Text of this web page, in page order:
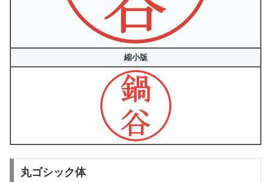
縮小版
丸ゴシック体